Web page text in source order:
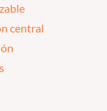
central